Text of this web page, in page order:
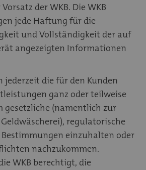
der WKB. Die WKB
jede Haftung für die
und Vollständigkeit der auf
angezeigten Informationen
jederzeit die für den Kunden
ganz oder teilweise
gesetzliche (namentlich zur
regulatorische
einzuhalten oder
nachzukommen.
WKB berechtigt, die